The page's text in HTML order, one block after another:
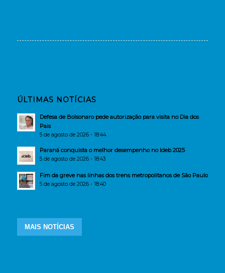
ÚLTIMAS NOTÍCIAS
Defesa de Bolsonaro pede autorização para visita no Dia dos
Pais
5 de agosto de 2026 - 18:44
Paraná conquista o melhor desempenho no Ideb 2025
5 de agosto de 2026 - 18:43
Fim da greve nas linhas dos trens metropolitanos de São Paulo
5 de agosto de 2026 - 18:40
MAIS NOTÍCIAS